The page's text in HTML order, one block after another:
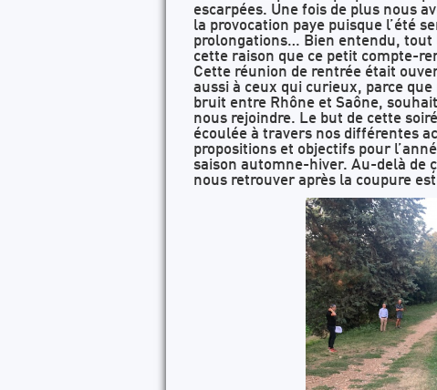
escarpées. Une fois de plus nous
la provocation paye puisque l’été
prolongations… Bien entendu, tout
cette raison que ce petit compte-
Cette réunion de rentrée était
aussi à ceux qui curieux, parce
bruit entre Rhône et Saône,
nous rejoindre. Le but de cette
écoulée à travers nos différentes
propositions et objectifs pour
saison automne-hiver. Au-delà de
nous retrouver après la coupure